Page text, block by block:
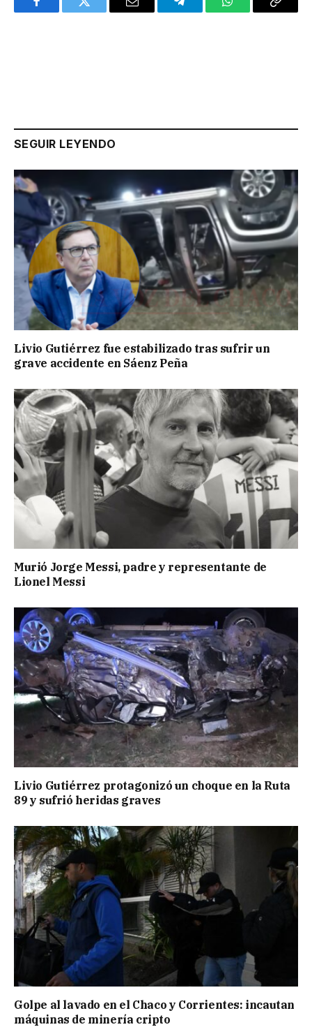
FacebookTwitter Email TelegramWhatsAppCopy
SEGUIR LEYENDO
Livio Gutiérrez fue estabilizado tras sufrir un
grave accidente en Sáenz Peña
Murió Jorge Messi, padre y representante de
Lionel Messi
Livio Gutiérrez protagonizó un choque en la Ruta
89 y sufrió heridas graves
Golpe al lavado en el Chaco y Corrientes: incautan
máquinas de minería cripto